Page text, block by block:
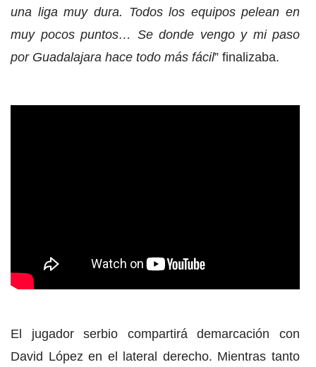
una liga muy dura. Todos los equipos pelean en
muy pocos puntos… Se donde vengo y mi paso
por Guadalajara hace todo más fácil” finalizaba.
El jugador serbio compartirá demarcación con
David López en el lateral derecho. Mientras tanto